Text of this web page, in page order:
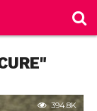
394.8K